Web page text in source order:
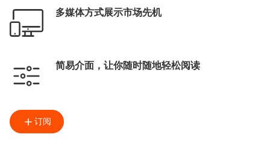
多媒体方式展示市场先机
简易介面，让你随时随地轻松阅读
订阅